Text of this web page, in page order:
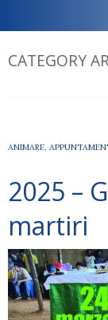
CATEGORY
ANIMARE,
2025 –
martiri